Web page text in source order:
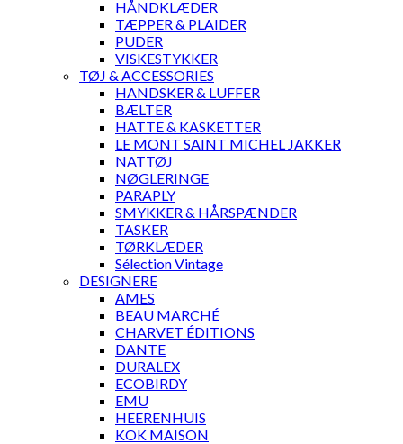
HÅNDKLÆDER
TÆPPER & PLAIDER
PUDER
VISKESTYKKER
TØJ & ACCESSORIES
HANDSKER & LUFFER
BÆLTER
HATTE & KASKETTER
LE MONT SAINT MICHEL JAKKER
NATTØJ
NØGLERINGE
PARAPLY
SMYKKER & HÅRSPÆNDER
TASKER
TØRKLÆDER
Sélection Vintage
DESIGNERE
AMES
BEAU MARCHÉ
CHARVET ÉDITIONS
DANTE
DURALEX
ECOBIRDY
EMU
HEERENHUIS
KOK MAISON